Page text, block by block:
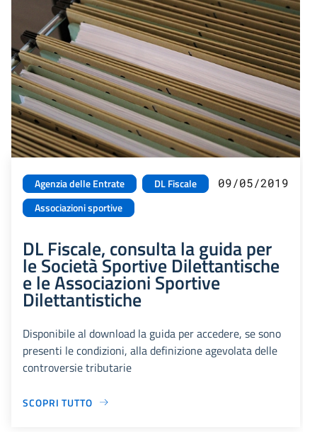
Agenzia delle Entrate
DL Fiscale
Associazioni sportive
09/05/2019
DL Fiscale, consulta la guida per
le Società Sportive Dilettantische
e le Associazioni Sportive
Dilettantistiche
Disponibile al download la guida per accedere, se sono
presenti le condizioni, alla definizione agevolata delle
controversie tributarie
SCOPRI TUTTO